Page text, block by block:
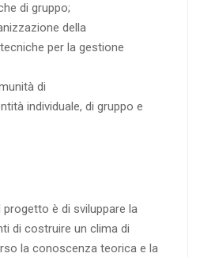
di gruppo;
della
per la gestione
di
individuale, di gruppo e
progetto è di sviluppare la
di costruire un clima di
la conoscenza teorica e la